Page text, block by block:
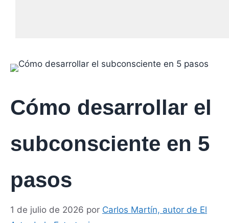
Cómo desarrollar el
subconsciente en 5
pasos
1 de julio de 2026 por Carlos Martín, autor de El